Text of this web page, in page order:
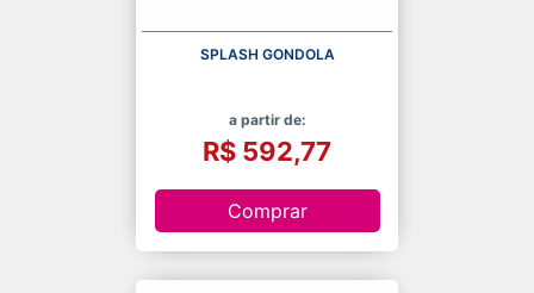
SPLASH GONDOLA
a partir de:
R$ 592,77
Comprar